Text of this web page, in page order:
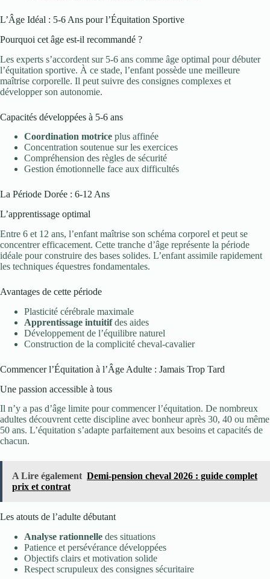
L’Âge Idéal : 5-6 Ans pour l’Équitation Sportive
Pourquoi cet âge est-il recommandé ?
Les experts s’accordent sur 5-6 ans comme âge optimal pour débuter
l’équitation sportive. À ce stade, l’enfant possède une meilleure
maîtrise corporelle. Il peut suivre des consignes complexes et
développer son autonomie.
Capacités développées à 5-6 ans
Coordination motrice plus affinée
Concentration soutenue sur les exercices
Compréhension des règles de sécurité
Gestion émotionnelle face aux difficultés
La Période Dorée : 6-12 Ans
L’apprentissage optimal
Entre 6 et 12 ans, l’enfant maîtrise son schéma corporel et peut se
concentrer efficacement. Cette tranche d’âge représente la période
idéale pour construire des bases solides. L’enfant assimile rapidement
les techniques équestres fondamentales.
Avantages de cette période
Plasticité cérébrale maximale
Apprentissage intuitifdes aides
Développement de l’équilibre naturel
Construction de la complicité cheval-cavalier
Commencer l’Équitation à l’Âge Adulte : Jamais Trop Tard
Une passion accessible à tous
Il n’y a pas d’âge limite pour commencer l’équitation. De nombreux
adultes découvrent cette discipline avec bonheur après 30, 40 ou même
50 ans. L’équitation s’adapte parfaitement aux besoins et capacités de
chacun.
A Lire également Demi-pension cheval 2026 : guide complet
prix et contrat
Les atouts de l’adulte débutant
Analyse rationnelle des situations
Patience et persévérance développées
Objectifs clairs et motivation solide
Respect scrupuleux des consignes sécuritaire